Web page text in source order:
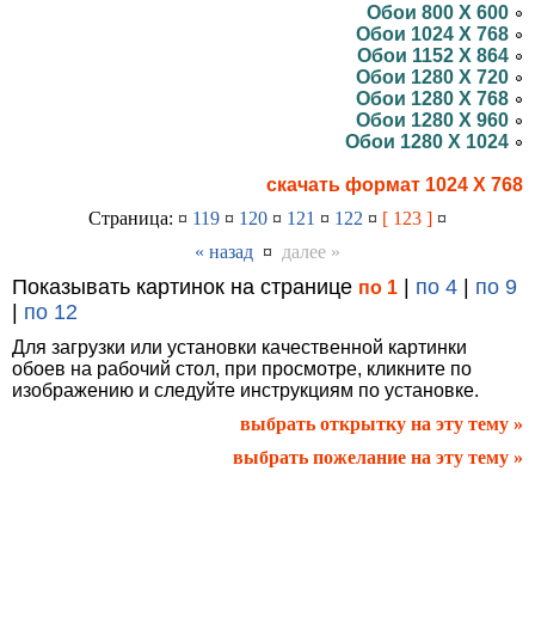
Обои 800 X 600
Обои 1024 X 768
Обои 1152 X 864
Обои 1280 X 720
Обои 1280 X 768
Обои 1280 X 960
Обои 1280 X 1024
скачать формат 1024 X 768
Страница: ¤ 119 ¤ 120 ¤ 121 ¤ 122 ¤ [ 123 ] ¤
« назад ¤ далее »
Показывать картинок на странице по 1 | по 4 | по 9
| по 12
Для загрузки или установки качественной картинки
обоев на рабочий стол, при просмотре, кликните по
изображению и следуйте инструкциям по установке.
выбрать открытку на эту тему »
выбрать пожелание на эту тему »